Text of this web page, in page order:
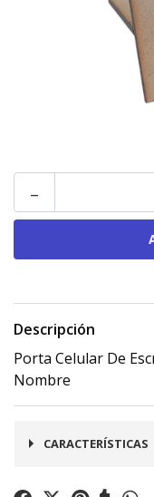
-
Descripción
Porta Celular De
Nombre
CARACTERÍSTICAS
- Tamaño: 8 x 14